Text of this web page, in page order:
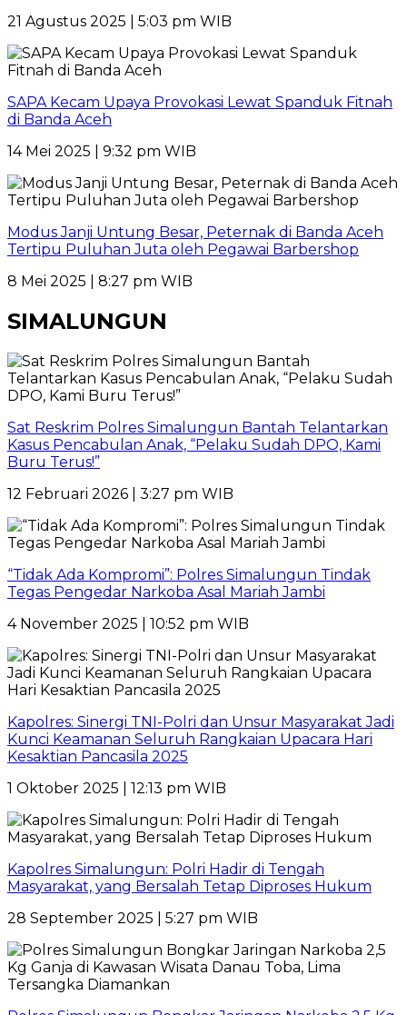
21 Agustus 2025 | 5:03 pm WIB
SAPA Kecam Upaya Provokasi Lewat Spanduk Fitnah
di Banda Aceh
14 Mei 2025 | 9:32 pm WIB
Modus Janji Untung Besar, Peternak di Banda Aceh
Tertipu Puluhan Juta oleh Pegawai Barbershop
8 Mei 2025 | 8:27 pm WIB
SIMALUNGUN
Sat Reskrim Polres Simalungun Bantah Telantarkan
Kasus Pencabulan Anak, “Pelaku Sudah DPO, Kami
Buru Terus!”
12 Februari 2026 | 3:27 pm WIB
“Tidak Ada Kompromi”: Polres Simalungun Tindak
Tegas Pengedar Narkoba Asal Mariah Jambi
4 November 2025 | 10:52 pm WIB
Kapolres: Sinergi TNI-Polri dan Unsur Masyarakat Jadi
Kunci Keamanan Seluruh Rangkaian Upacara Hari
Kesaktian Pancasila 2025
1 Oktober 2025 | 12:13 pm WIB
Kapolres Simalungun: Polri Hadir di Tengah
Masyarakat, yang Bersalah Tetap Diproses Hukum
28 September 2025 | 5:27 pm WIB